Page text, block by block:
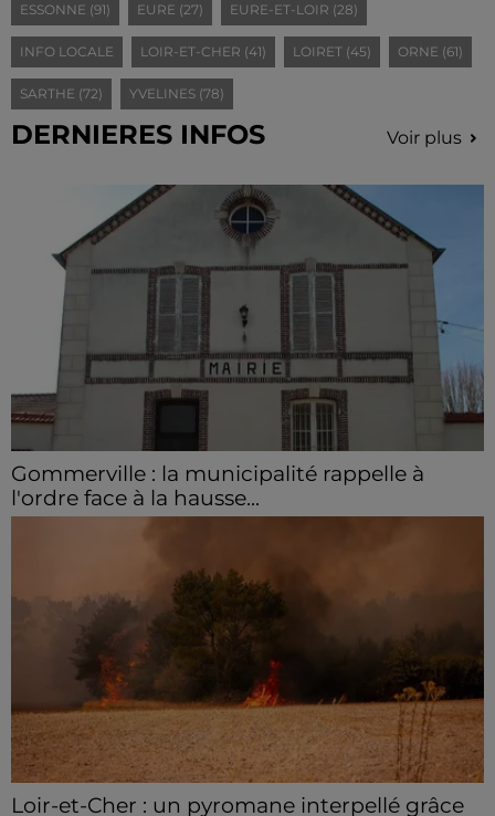
ESSONNE (91) EURE (27) EURE-ET-LOIR (28)
INFO LOCALE LOIR-ET-CHER (41) LOIRET (45) ORNE (61)
SARTHE (72) YVELINES (78)
DERNIERES INFOS Voir plus
Gommerville : la municipalité rappelle à
l'ordre face à la hausse...
Incrustation de déchets, déjections sur les sites
hausse des incivilités, la mairie de Gommerville
hausse...
Loir-et-Cher : un pyromane interpellé grâce